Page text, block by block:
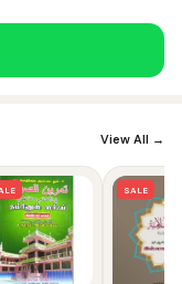
View All →
SALE